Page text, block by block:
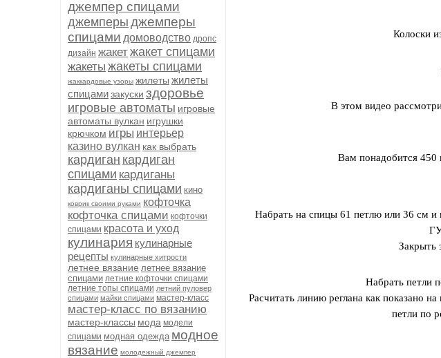
джемпер спицами
джемперы джемперы
спицами домоводство дропс
дизайн жакетжакет спицами
жакеты жакеты спицами
жаккардовые узоры жилеты жилеты
спицамизакуски здоровье
игровые автоматы игровые
автоматы вулкан игрушки
крючком игры интерьер
казино вулкан как выбрать
кардиган кардиган
спицами кардиганы
кардиганы спицами кино
коврик своими руками кофточка
кофточка спицами кофточки
спицами красота и уход
кулинария кулинарные
рецепты кулинарные хитрости
летнее вязание летнее вязание
спицами летние кофточки спицами
летние топы спицами летний пуловер
спицами майки спицами мастер-класс
мастер-класс по вязанию
мастер-классы мода модели
спицами модная одежда модное
вязание молодежный джемпер
В этом видео
Вам понадобится
Набрать на спицы 61 петлю или 36 см
Закрыть
Набрать петли
Расчитать линию реглана как показано
петли по